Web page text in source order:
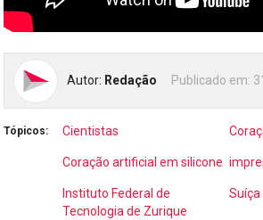
Autor: Redação Publicado em:
Tópicos: Cientistas
Coração artificial em silicone
Instituto Federal de
Tecnologia de Zurique
Suíça